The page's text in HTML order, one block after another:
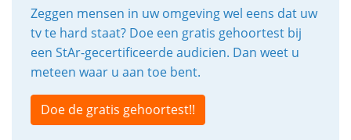
Zeggen mensen in uw omgeving wel eens dat uw
tv te hard staat? Doe een gratis gehoortest bij
een StAr-gecertificeerde audicien. Dan weet u
meteen waar u aan toe bent.
Doe de gratis gehoortest!!